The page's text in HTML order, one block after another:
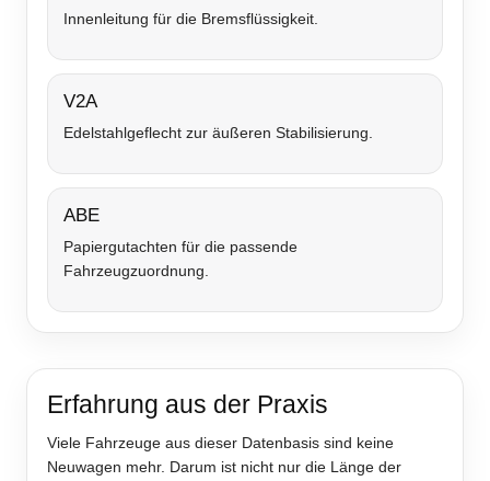
Innenleitung für die Bremsflüssigkeit.
V2A
Edelstahlgeflecht zur äußeren Stabilisierung.
ABE
Papiergutachten für die passende
Fahrzeugzuordnung.
Erfahrung aus der Praxis
Viele Fahrzeuge aus dieser Datenbasis sind keine
Neuwagen mehr. Darum ist nicht nur die Länge der